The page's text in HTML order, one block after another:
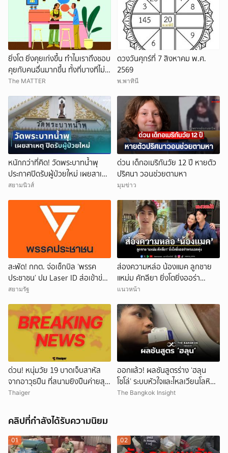
ยิ่งโต ยิ่งคุยเก่งขึ้น ทำไมเราถึงชอบ
คุยกับคนอื่นมากขึ้น ทั้งที่บางทีไม่รู้
จักกันด้วยซ้ำ
The MATTER
ดวงวันศุกร์ที่ 7 สิงหาคม พ.ศ.
2569
พ.พาทินี
หนักกว่าที่คิด! วัดพระบาทน้ำพุ
ประกาศปิดรับผู้ป่วยใหม่ เผยสาเหตุ
สุดสะเทือนใจ
สยามนิวส์
ด่วน เด็กอเมริกันวัย 12 ปี หายตัว
ปริศนา วอนช่วยตามหา
มุมข่าว
สะพัด! กกต. จ่อเช็กบิล ‘พรรค
ประชาชน’ ปม Laser ID ส่อเข้าข่าย
ยุบพรรคตาม ม.92
สยามรัฐ
ส่องความหล่อ น้องแมค ลูกชาย
แหม่ม คัทลียา ยิ่งโตยิ่งออร่า
พระเอกพุ่ง
แนวหน้า
ด่วน! หนุ่มวัย 19 บาดเจ็บสาหัส
จากอาวุธปืน ที่สนามยิงปืนค่ายสุร
นารี โคราช ตำรวจเร่งสอบสาเหตุ
Thaiger
ออกแล้ว! ผลชันสูตรร่าง ‘ฮลุน
โซโล่’ ระบบหัวใจและไหลเวียนโลหิต
ล้มเหลว
The Bangkok Insight
คลิปที่กำลังได้รับความนิยม
01 02